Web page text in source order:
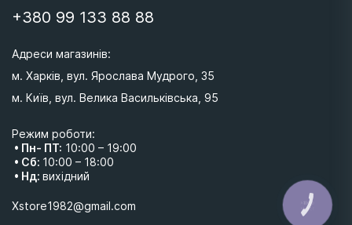
+380 99 133 88 88
Адреси магазинів:
м. Харків, вул. Ярослава Мудрого, 35
м. Київ, вул. Велика Васильківська, 95
Режим роботи:
• Пн- ПТ: 10:00 – 19:00
• Сб: 10:00 – 18:00
• Нд: вихідний
Xstore1982@gmail.com КНОПКА
ЗВ'ЯЗКУ